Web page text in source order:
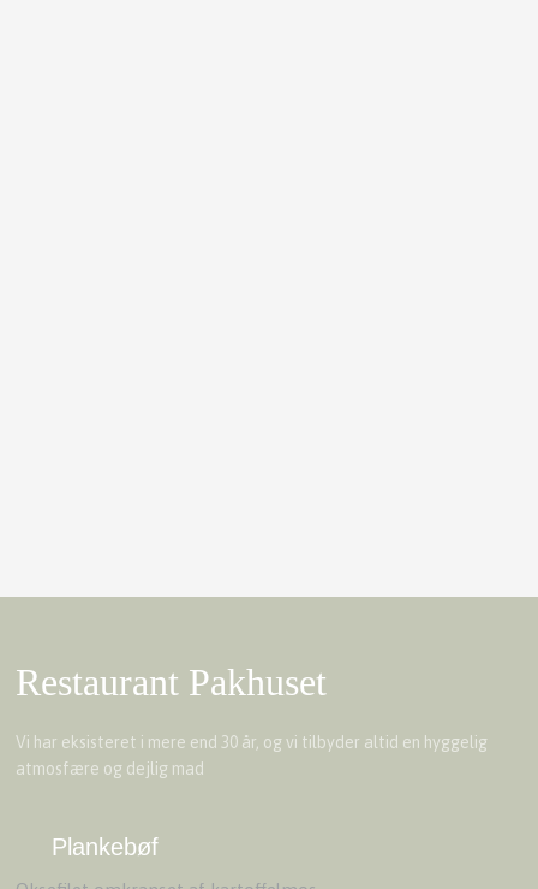
Restaurant Pakhuset
Vi har eksisteret i mere end 30 år, og vi tilbyder altid en hyggelig
atmosfære og dejlig mad
​Plankebøf